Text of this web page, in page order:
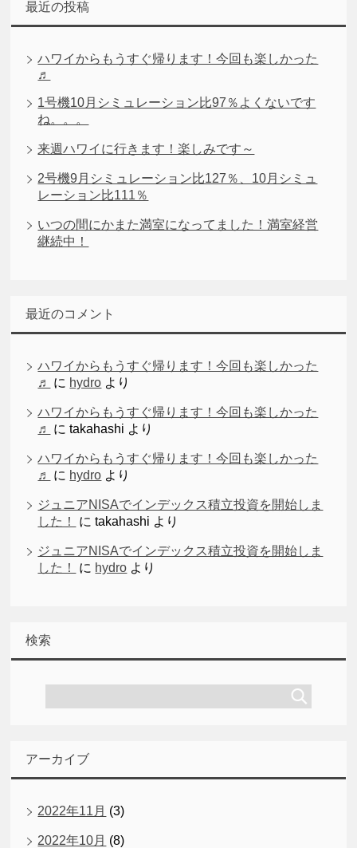
最近の投稿
ハワイからもうすぐ帰ります！今回も楽しかった
♬
1号機10月シミュレーション比97％よくないです
ね。。。
来週ハワイに行きます！楽しみです～
2号機9月シミュレーション比127％、10月シミュ
レーション比111％
いつの間にかまた満室になってました！満室経営
継続中！
最近のコメント
ハワイからもうすぐ帰ります！今回も楽しかった
♬
に hydro より
ハワイからもうすぐ帰ります！今回も楽しかった
♬
にtakahashi より
ハワイからもうすぐ帰ります！今回も楽しかった
♬
に hydro より
ジュニアNISAでインデックス積立投資を開始しま
した！
にtakahashi より
ジュニアNISAでインデックス積立投資を開始しま
した！
に hydro より
検索
アーカイブ
2022年11月 (3)
2022年10月 (8)